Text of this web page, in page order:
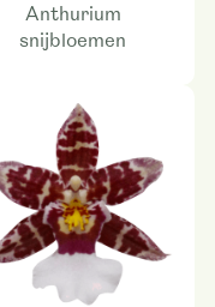
Anthurium
snijbloemen